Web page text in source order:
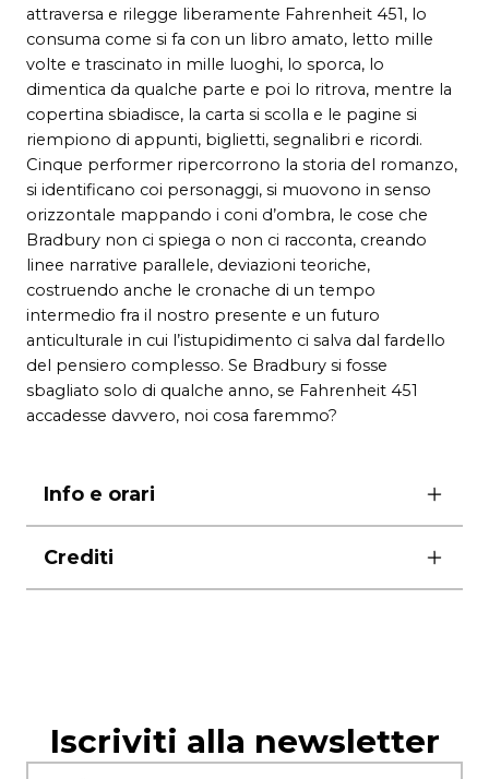
attraversa e rilegge liberamente Fahrenheit 451, lo
consuma come si fa con un libro amato, letto mille
volte e trascinato in mille luoghi, lo sporca, lo
dimentica da qualche parte e poi lo ritrova, mentre la
copertina sbiadisce, la carta si scolla e le pagine si
riempiono di appunti, biglietti, segnalibri e ricordi.
Cinque performer ripercorrono la storia del romanzo,
si identificano coi personaggi, si muovono in senso
orizzontale mappando i coni d’ombra, le cose che
Bradbury non ci spiega o non ci racconta, creando
linee narrative parallele, deviazioni teoriche,
costruendo anche le cronache di un tempo
intermedio fra il nostro presente e un futuro
anticulturale in cui l’istupidimento ci salva dal fardello
del pensiero complesso. Se Bradbury si fosse
sbagliato solo di qualche anno, se Fahrenheit 451
accadesse davvero, noi cosa faremmo?
Info e orari
durata 90′
Crediti
oggetti di scena Eva Sgrò
foto Masiar Pasquali
Iscriviti alla newsletter